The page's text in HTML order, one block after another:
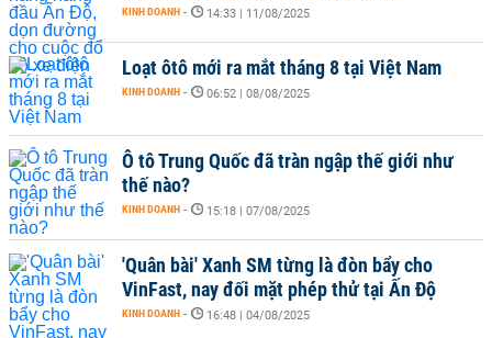
KINH DOANH - 14:33 | 11/08/2025
Loạt ôtô mới ra mắt tháng 8 tại Việt Nam
KINH DOANH - 06:52 | 08/08/2025
Ô tô Trung Quốc đã tràn ngập thế giới như
thế nào?
KINH DOANH - 15:18 | 07/08/2025
'Quân bài' Xanh SM từng là đòn bẩy cho
VinFast, nay đối mặt phép thử tại Ấn Độ
KINH DOANH - 16:48 | 04/08/2025